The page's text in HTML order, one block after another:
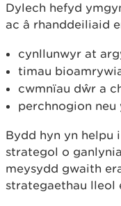
Dylech hefyd
ac â rhanddeiliaid
cynllunwyr at
timau
cwmnïau dŵr a
perchnogion
Bydd hyn yn helpu
strategol o
meysydd gwaith
strategaethau lleol